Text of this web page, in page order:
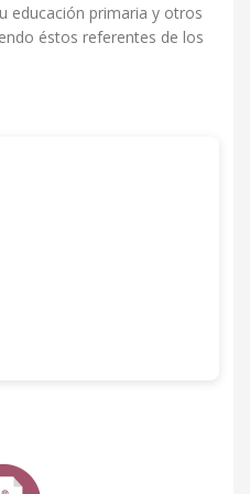
educación primaria y otros
éstos referentes de los